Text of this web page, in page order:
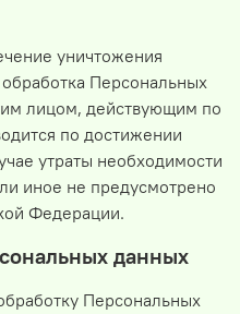
уничтожения
Персональных
лицом, действующим по
по достижении
утраты необходимости
иное не предусмотрено
Федерации.
данных
Персональных